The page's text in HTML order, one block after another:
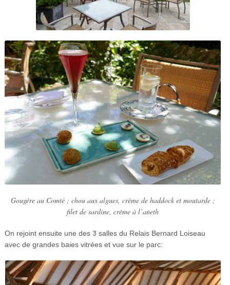
Gougère au Comté ; chou aux algues, crème de haddock et moutarde ;
filet de sardine, crème à l’aneth
On rejoint ensuite une des 3 salles du Relais Bernard Loiseau
avec de grandes baies vitrées et vue sur le parc: